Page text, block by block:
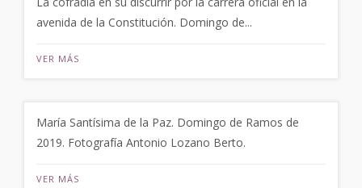
avenida de la Constitución. Domingo de...
VER MÁS
María Santísima de la Paz. Domingo de Ramos de
2019. Fotografía Antonio Lozano Berto.
VER MÁS